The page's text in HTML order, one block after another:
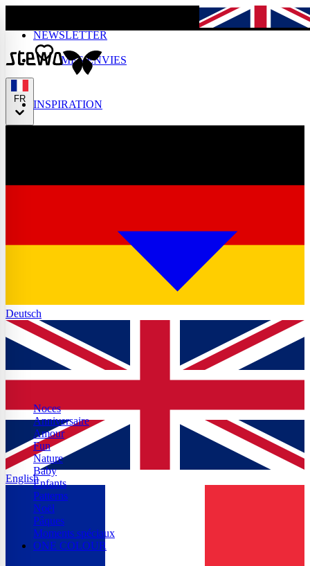
INSPIRATION
Noces
Anniversaire
Amour
Fun
Nature
Baby
Enfants
Patterns
Noël
Pâques
Moments spéciaux
ONE COLOUR
NEWSLETTER
MES ENVIES
FR
Deutsch
English